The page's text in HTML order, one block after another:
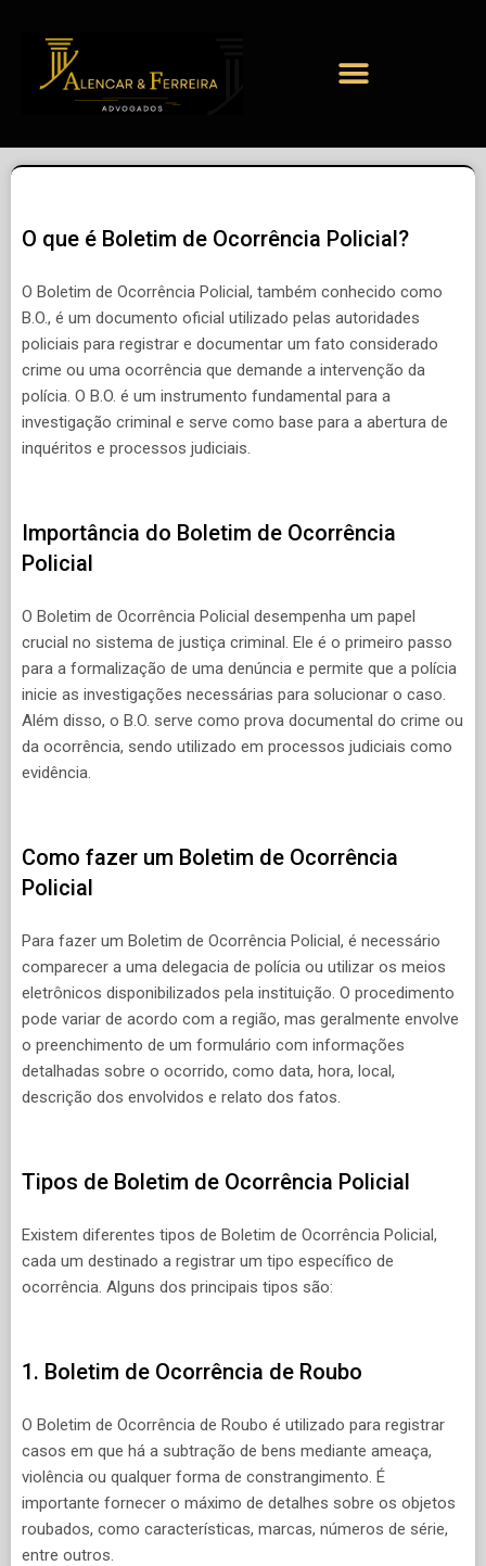
O que é Boletim de Ocorrência Policial?
O Boletim de Ocorrência Policial, também conhecido como
B.O., é um documento oficial utilizado pelas autoridades
policiais para registrar e documentar um fato considerado
crime ou uma ocorrência que demande a intervenção da
polícia. O B.O. é um instrumento fundamental para a
investigação criminal e serve como base para a abertura de
inquéritos e processos judiciais.
Importância do Boletim de Ocorrência
Policial
O Boletim de Ocorrência Policial desempenha um papel
crucial no sistema de justiça criminal. Ele é o primeiro passo
para a formalização de uma denúncia e permite que a polícia
inicie as investigações necessárias para solucionar o caso.
Além disso, o B.O. serve como prova documental do crime ou
da ocorrência, sendo utilizado em processos judiciais como
evidência.
Como fazer um Boletim de Ocorrência
Policial
Para fazer um Boletim de Ocorrência Policial, é necessário
comparecer a uma delegacia de polícia ou utilizar os meios
eletrônicos disponibilizados pela instituição. O procedimento
pode variar de acordo com a região, mas geralmente envolve
o preenchimento de um formulário com informações
detalhadas sobre o ocorrido, como data, hora, local,
descrição dos envolvidos e relato dos fatos.
Tipos de Boletim de Ocorrência Policial
Existem diferentes tipos de Boletim de Ocorrência Policial,
cada um destinado a registrar um tipo específico de
ocorrência. Alguns dos principais tipos são:
1. Boletim de Ocorrência de Roubo
O Boletim de Ocorrência de Roubo é utilizado para registrar
casos em que há a subtração de bens mediante ameaça,
violência ou qualquer forma de constrangimento. É
importante fornecer o máximo de detalhes sobre os objetos
roubados, como características, marcas, números de série,
entre outros.